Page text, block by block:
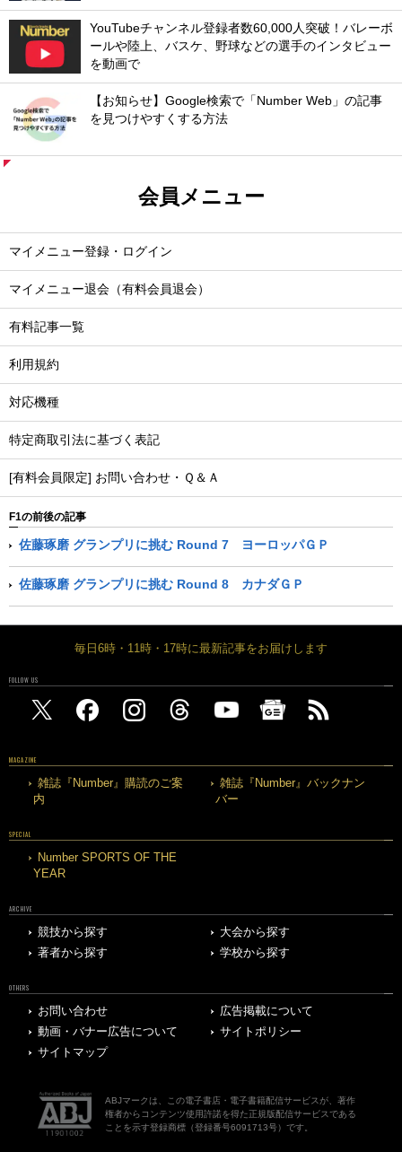
YouTubeチャンネル登録者数60,000人突破！バレーボ
ールや陸上、バスケ、野球などの選手のインタビュー
を動画で
【お知らせ】Google検索で「Number Web」の記事
を見つけやすくする方法
会員メニュー
マイメニュー登録・ログイン
マイメニュー退会（有料会員退会）
有料記事一覧
利用規約
対応機種
特定商取引法に基づく表記
[有料会員限定] お問い合わせ・Ｑ＆Ａ
F1の前後の記事
佐藤琢磨 グランプリに挑む Round 7 ヨーロッパＧＰ
佐藤琢磨 グランプリに挑む Round 8 カナダＧＰ
毎日6時・11時・17時に最新記事をお届けします
FOLLOW US
MAGAZINE
雑誌『Number』購読のご案
内
雑誌『Number』バックナン
バー
SPECIAL
Number SPORTS OF THE
YEAR
ARCHIVE
競技から探す
大会から探す
著者から探す
学校から探す
OTHERS
お問い合わせ
広告掲載について
動画・バナー広告について
サイトポリシー
サイトマップ
ABJマークは、この電子書店・電子書籍配信サービスが、著作
権者からコンテンツ使用許諾を得た正規版配信サービスである
ことを示す登録商標（登録番号6091713号）です。